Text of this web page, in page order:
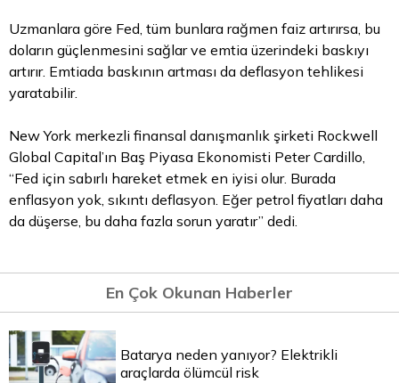
Uzmanlara göre Fed, tüm bunlara rağmen faiz artırırsa, bu
doların güçlenmesini sağlar ve emtia üzerindeki baskıyı
artırır. Emtiada baskının artması da deflasyon tehlikesi
yaratabilir.
New York merkezli finansal danışmanlık şirketi Rockwell
Global Capital’ın Baş Piyasa Ekonomisti Peter Cardillo,
“Fed için sabırlı hareket etmek en iyisi olur. Burada
enflasyon yok, sıkıntı deflasyon. Eğer petrol fiyatları daha
da düşerse, bu daha fazla sorun yaratır” dedi.
En Çok Okunan Haberler
Batarya neden yanıyor? Elektrikli
araçlarda ölümcül risk